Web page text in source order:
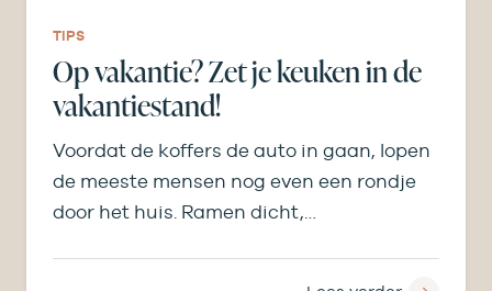
TIPS
Op vakantie? Zet je keuken in de
vakantiestand!
Voordat de koffers de auto in gaan, lopen
de meeste mensen nog even een rondje
door het huis. Ramen dicht,…